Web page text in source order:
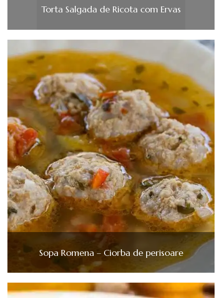
Torta Salgada de Ricota com Ervas
Sopa Romena – Ciorba de perisoare